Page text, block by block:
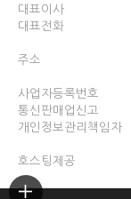
대표이사
대표전화
주소
사업자등록번호
통신판매업신고
개인정보관리책임자
호스팅제공